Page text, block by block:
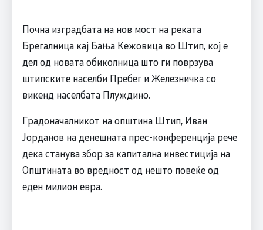
Почна изградбата на нов мост на реката
Брегалница кај Бања Кежовица во Штип, кој е
дел од новата обиколница што ги поврзува
штипските населби Пребег и Железничка со
викенд населбата Плуждино.
Градоначалникот на општина Штип, Иван
Јорданов на денешната прес-конференција рече
дека станува збор за капитална инвестиција на
Општината во вредност од нешто повеќе од
еден милион евра.